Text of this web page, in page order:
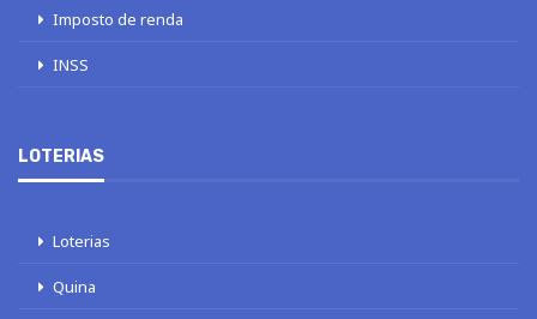
Imposto de renda
INSS
LOTERIAS
Loterias
Quina